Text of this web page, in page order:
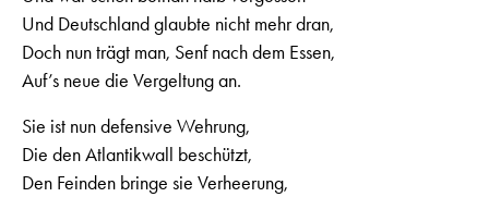
Und Deutschland glaubte nicht mehr dran,
Doch nun trägt man, Senf nach dem Essen,
Auf’s neue die Vergeltung an.
Sie ist nun defensive Wehrung,
Die den Atlantikwall beschützt,
Den Feinden bringe sie Verheerung,